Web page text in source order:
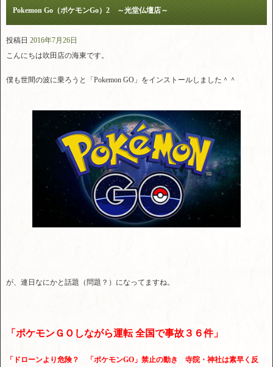
Pokemon Go（ポケモンGo）2 ～光堂仏壇店～
投稿日 2016年7月26日
こんにちは吹田店の海東です。
僕も世間の波に乗ろうと「Pokemon GO」をインストールしました＾＾
が、連日なにかと話題（問題？）になってますね。
「ポケモンＧＯしながら運転 全国で事故３６件」
「ドローンより危険？ 「ポケモンGO」禁止の動き 寺院・神社は素早く反